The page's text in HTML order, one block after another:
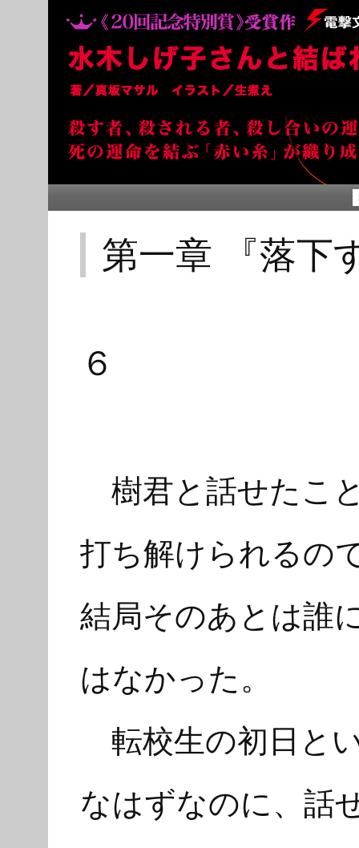
第一章 『落下
６
樹君と話せたこ
打ち解けられるの
結局そのあとは誰
はなかった。
転校生の初日と
なはずなのに、話